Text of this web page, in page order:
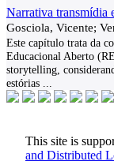
Narrativa transmídia
Gosciola, Vicente;
Este capítulo trata da
Educacional Aberto
storytelling,
estórias
This site is
and Distributed